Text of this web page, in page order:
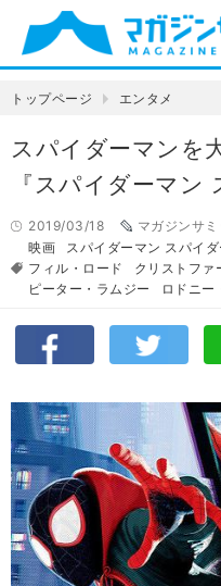
トップページ エンタメ
スパイダーマンを
『スパイダーマン
2019/03/18
マガジンサ
映画
スパイダーマン スパイ
フィル・ロード
クリストファ
ピーター・ラムジー
ロドニー